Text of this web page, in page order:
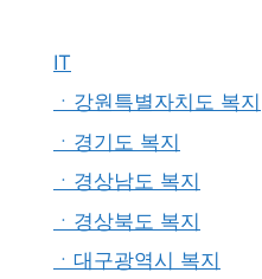
IT
ㆍ강원특별자치도 복지
ㆍ경기도 복지
ㆍ경상남도 복지
ㆍ경상북도 복지
ㆍ대구광역시 복지